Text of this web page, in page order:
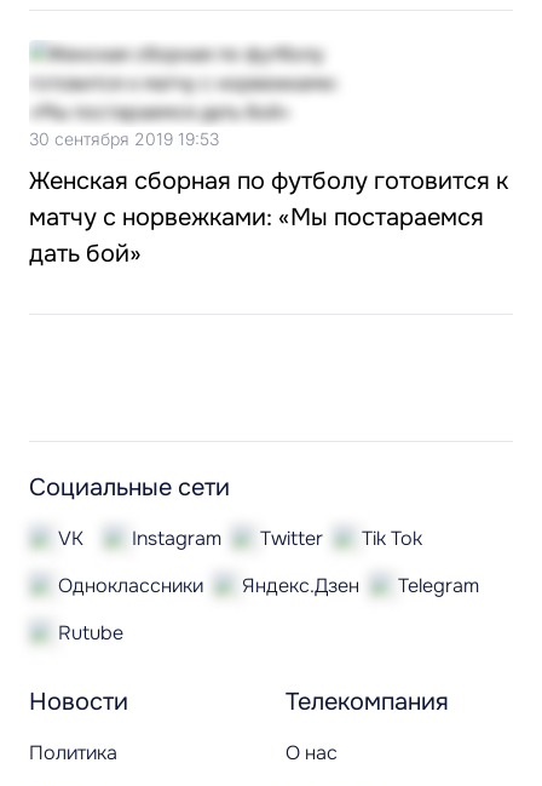
30 сентября 2019 19:53
Женская сборная по футболу готовится к
матчу с норвежками: «Мы постараемся
дать бой»
Новости
Политика
Телекомпания
О нас
Социальные сети
VK Instagram Twitter
Tik Tok
Одноклассники
Яндекс.Дзен
Telegram
Rutube